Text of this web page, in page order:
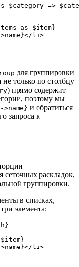
$category =>
для группировки
не только по столбцу
) прямо содержит
поэтому мы
и обратиться
запроса к
сеточных раскладок,
группировки.
в списках,
элемента: